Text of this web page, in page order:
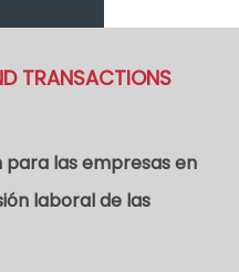
TRANSACTIONS
para las empresas en
laboral de las